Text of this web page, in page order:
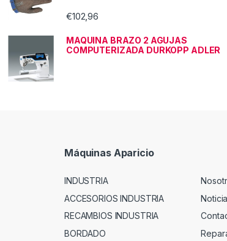
€102,96
MAQUINA BRAZO 2 AGUJAS
COMPUTERIZADA DURKOPP ADLER
Máquinas Aparicio
INDUSTRIA
ACCESORIOS INDUSTRIA
RECAMBIOS INDUSTRIA
BORDADO